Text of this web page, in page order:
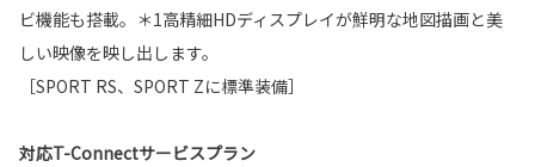
ビ機能も搭載。＊1高精細HDディスプレイが鮮明な地図描画と美
しい映像を映し出します。
［SPORT RS、SPORT Zに標準装備］
対応T-Connectサービスプラン